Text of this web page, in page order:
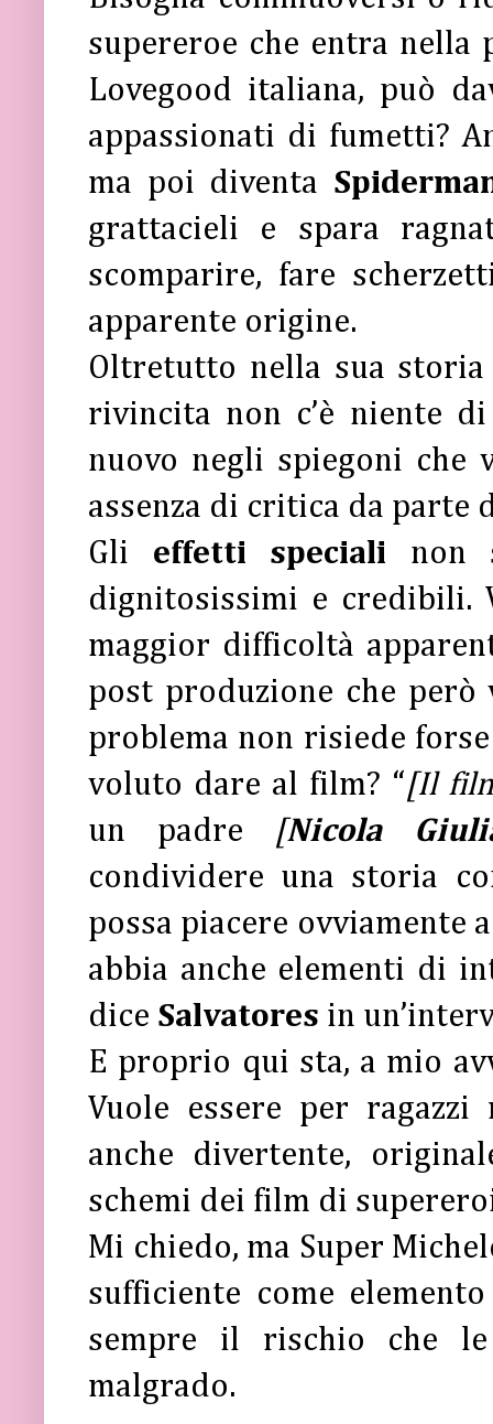
supereroe che entra nella
Lovegood italiana, può
appassionati di fumetti?
ma poi diventa
grattacieli e spara
scomparire, fare
apparente origine.
Oltretutto nella sua
rivincita non c’è niente
nuovo negli spiegoni che
assenza di critica da parte
Gli effetti speciali non
dignitosissimi e credibili.
maggior difficoltà
post produzione che però
problema non risiede
voluto dare al film? “[Il
un padre [Nicola
condividere una storia
possa piacere ovviamente
abbia anche elementi di
dice Salvatores in
E proprio qui sta, a mio
Vuole essere per
anche divertente,
schemi dei film di
Mi chiedo, ma Super
sufficiente come
sempre il rischio che
malgrado.